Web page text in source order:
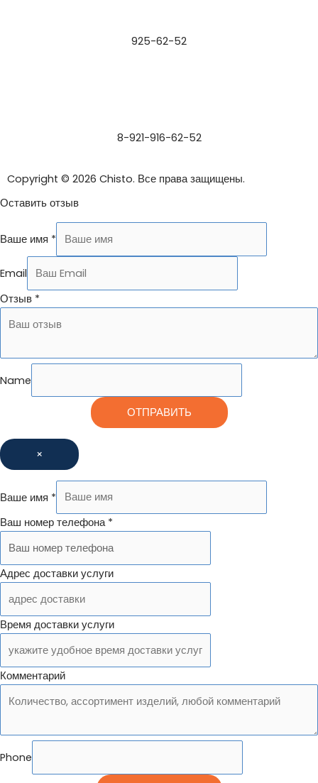
925-62-52
8-921-916-62-52
Copyright © 2026 Chisto. Все права защищены.
Оставить отзыв
Ваше имя *
Email
Отзыв *
Name
ОТПРАВИТЬ
×
Ваше имя *
Ваш номер телефона *
Адрес доставки услуги
Время доставки услуги
Комментарий
Phone